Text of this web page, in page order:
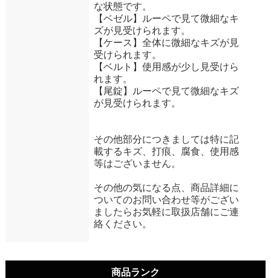
な状態です。
【ベゼル】ルーペで見て微細なキ
ズが見受けられます。
【ケース】全体に微細なキズが見
受けられます。
【ベルト】使用感が少し見受けら
れます。
【尾錠】ルーペで見て微細なキズ
が見受けられます。
その他部分につきましては特に記
載するキズ、打痕、腐食、使用感
等はございません。
その他の気になる点、商品詳細に
ついてのお問い合わせ等がござい
ましたらお気軽に取扱店舗にご連
絡ください。
商品ランク